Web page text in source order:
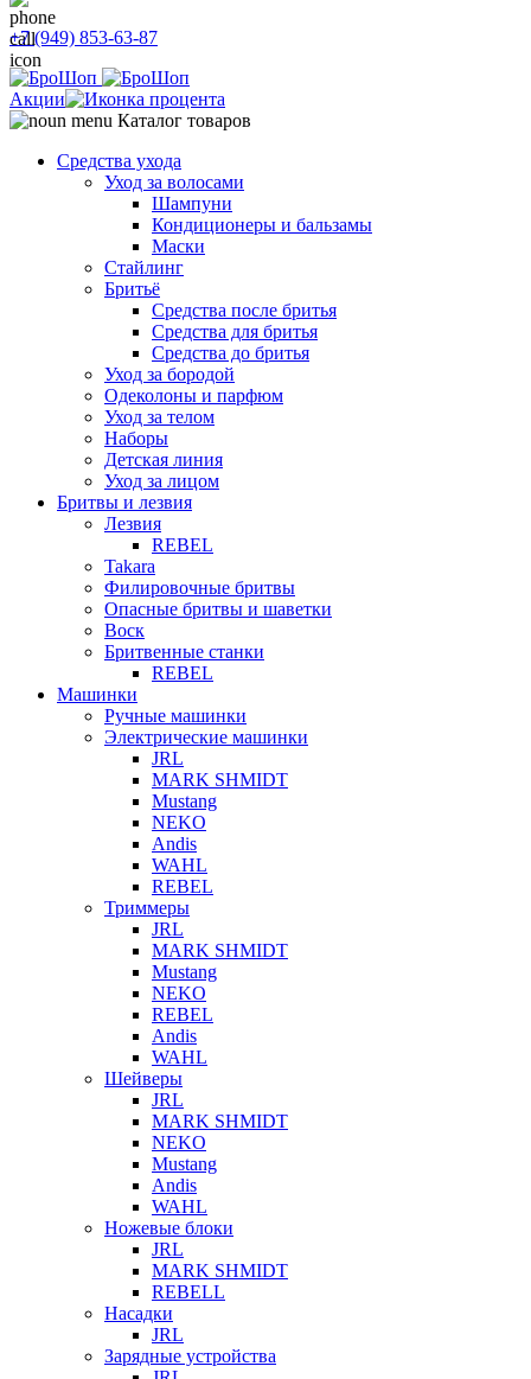
+7 (949) 853-63-87
Акции
Каталог товаров
Средства ухода
Уход за волосами
Шампуни
Кондиционеры и бальзамы
Маски
Стайлинг
Бритьё
Средства после бритья
Средства для бритья
Средства до бритья
Уход за бородой
Одеколоны и парфюм
Уход за телом
Наборы
Детская линия
Уход за лицом
Бритвы и лезвия
Лезвия
REBEL
Takara
Филировочные бритвы
Опасные бритвы и шаветки
Воск
Бритвенные станки
REBEL
Машинки
Ручные машинки
Электрические машинки
JRL
MARK SHMIDT
Mustang
NEKO
Andis
WAHL
REBEL
Триммеры
JRL
MARK SHMIDT
Mustang
NEKO
REBEL
Andis
WAHL
Шейверы
JRL
MARK SHMIDT
NEKO
Mustang
Andis
WAHL
Ножевые блоки
JRL
MARK SHMIDT
REBELL
Насадки
JRL
Зарядные устройства